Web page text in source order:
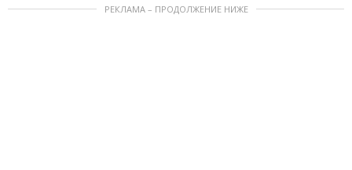
РЕКЛАМА – ПРОДОЛЖЕНИЕ НИЖЕ